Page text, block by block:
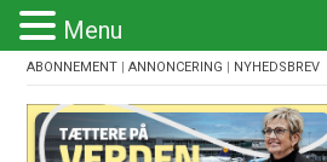
ABONNEMENT |ANNONCERING | NYHEDSBREV
Menu